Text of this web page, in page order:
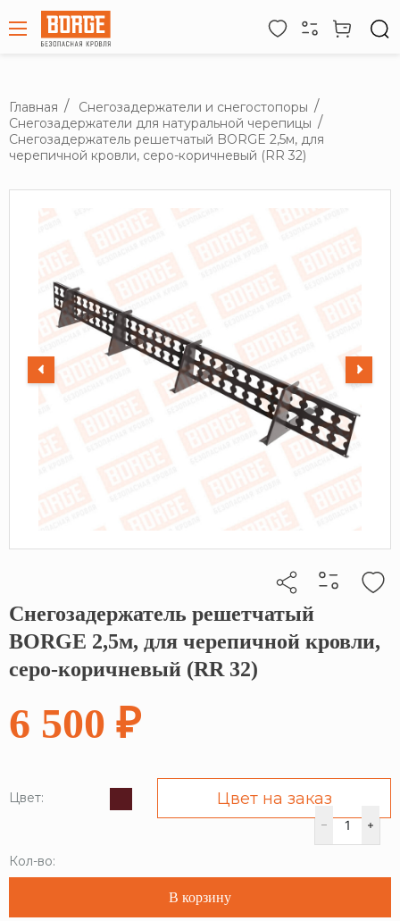
Главная
Снегозадержатели и снегостопоры
Снегозадержатели для натуральной черепицы
Снегозадержатель решетчатый BORGE 2,5м, для
черепичной кровли, серо-коричневый (RR 32)
Кликните, чтобы скопировать прямую ссылку
Снегозадержатель решетчатый
BORGE 2,5м, для черепичной кровли,
серо-коричневый (RR 32)
6 500 ₽
Цвет: Цвет на заказ
Кол-во:
В корзину